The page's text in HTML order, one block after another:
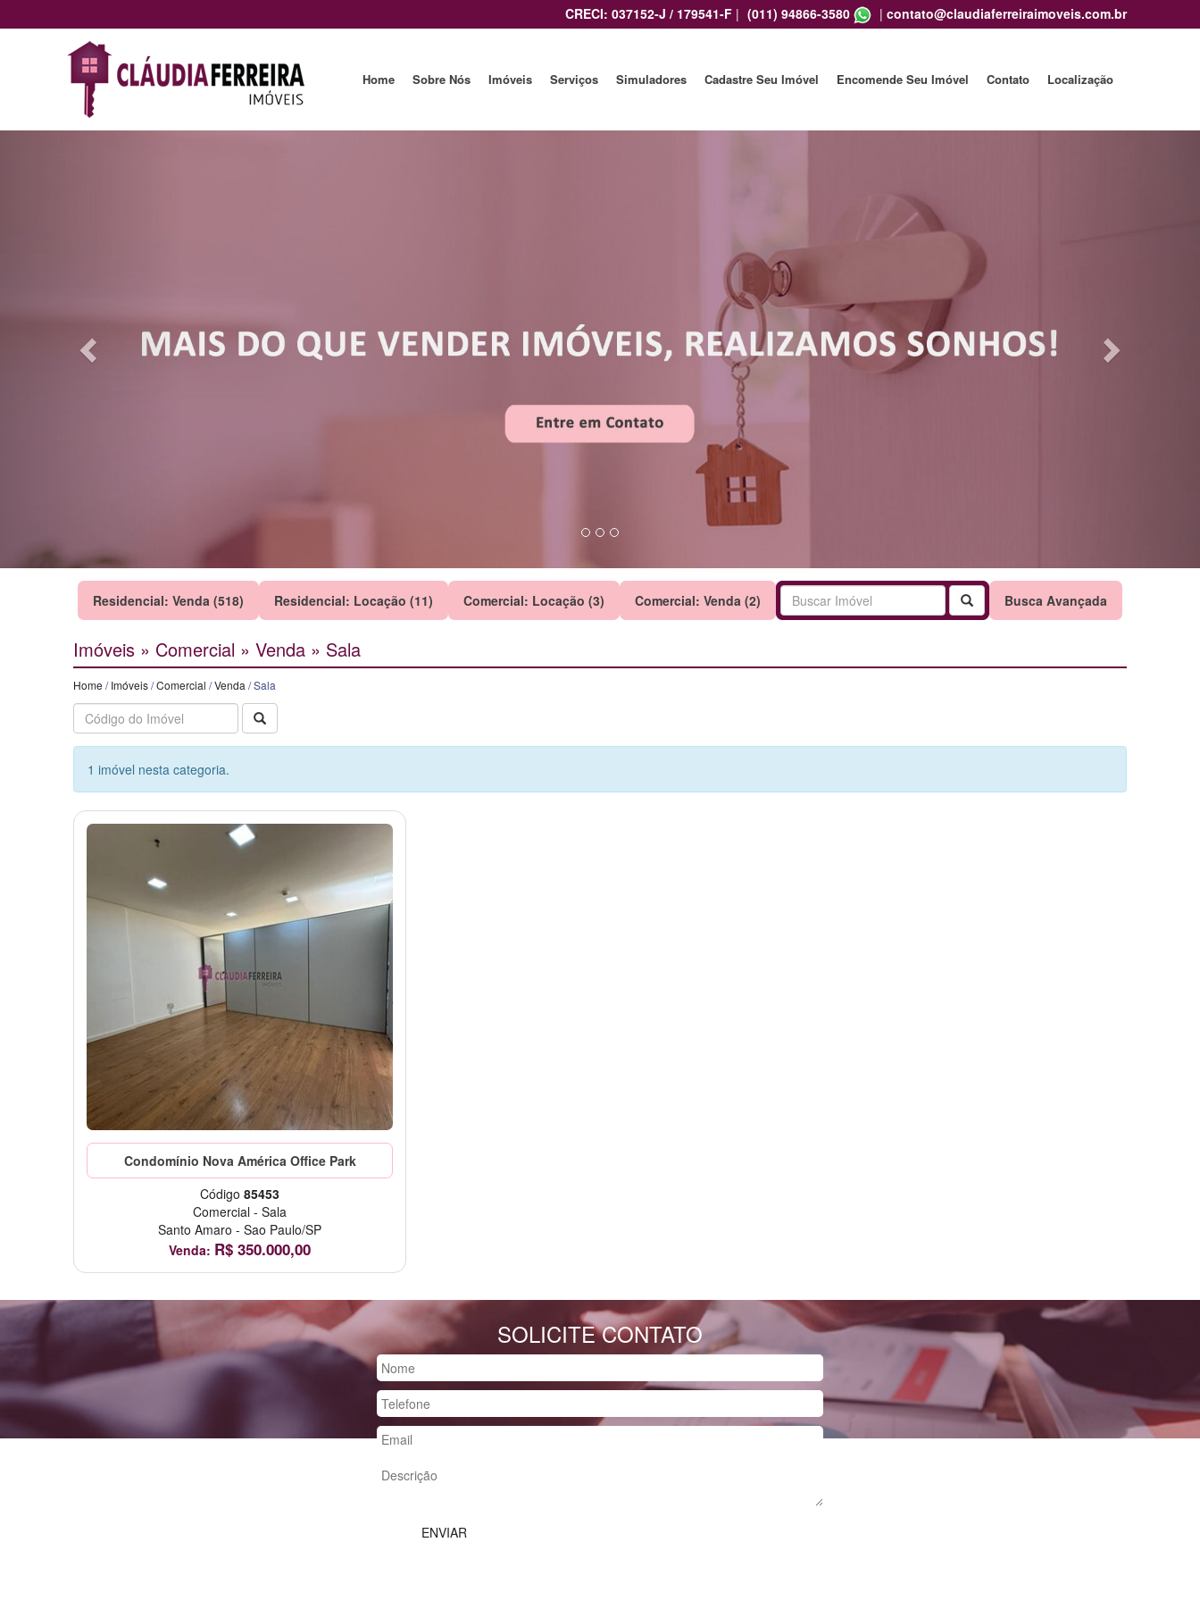
CRECI: 037152-J / 179541-F | (011) 94866-3580 | contato@claudiaferreiraimoveis.com.br
Home Sobre Nós Imóveis Serviços Simuladores Cadastre Seu Imóvel Encomende Seu Imóvel Contato Localização
Residencial: Venda (518) Residencial: Locação (11) Comercial: Locação (3) Comercial: Venda (2) BuscarBusca Avançada
Imóveis » Comercial » Venda » Sala
Home /Imóveis/Comercial /Venda / Sala
Buscar
1 imóvel nesta categoria.
Condomínio Nova América Office Park
Código85453
Comercial -Sala
Santo Amaro -Sao Paulo/SP
Venda: R$350.000,00
SOLICITE CONTATO